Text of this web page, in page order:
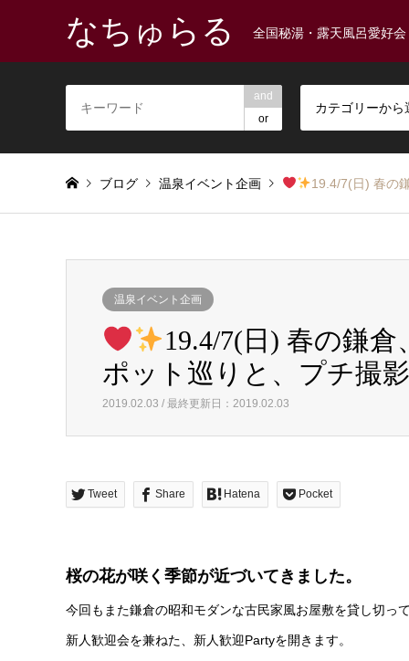
なちゅらる 全国秘湯・露天風呂愛好会
and
or
カテゴリーから
ブログ 温泉イベント企画 19.4/7(日) 春の
温泉イベント企画
19.4/7(日) 春の鎌
ポット巡りと、プチ撮
2019.02.03 / 最終更新日：2019.02.03
Tweet Share Hatena Pocket
桜の花が咲く季節が近づいてきました。
今回もまた鎌倉の昭和モダンな古民家風お屋敷を貸し切っ
新人歓迎会を兼ねた、新人歓迎Partyを開きます。